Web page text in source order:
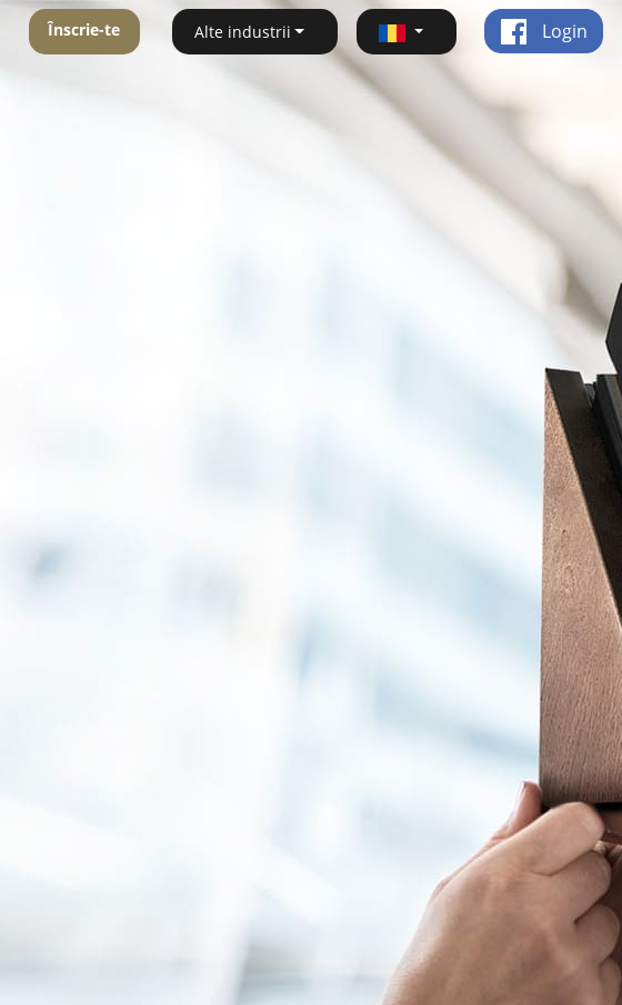
Înscrie-te Alte industrii Login